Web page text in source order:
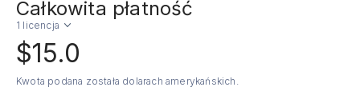
Całkowita płatność
1 licencja
$15.0
Kwota podana została dolarach amerykańskich.